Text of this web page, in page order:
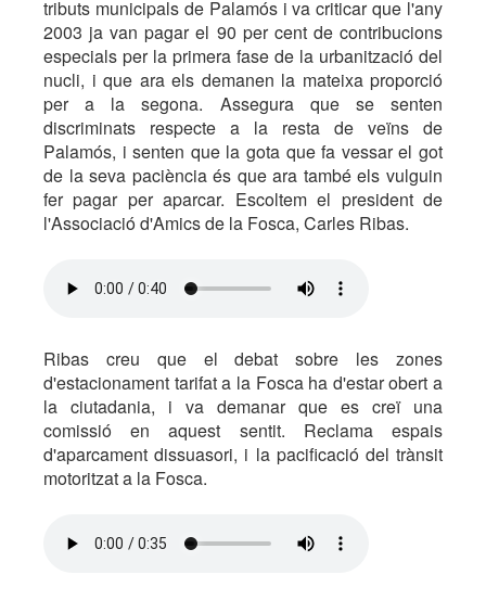
tributs municipals de Palamós i va criticar que l'any
2003 ja van pagar el 90 per cent de contribucions
especials per la primera fase de la urbanització del
nucli, i que ara els demanen la mateixa proporció
per a la segona. Assegura que se senten
discriminats respecte a la resta de veïns de
Palamós, i senten que la gota que fa vessar el got
de la seva paciència és que ara també els vulguin
fer pagar per aparcar. Escoltem el president de
l'Associació d'Amics de la Fosca, Carles Ribas.
Ribas creu que el debat sobre les zones
d'estacionament tarifat a la Fosca ha d'estar obert a
la ciutadania, i va demanar que es creï una
comissió en aquest sentit. Reclama espais
d'aparcament dissuasori, i la pacificació del trànsit
motoritzat a la Fosca.